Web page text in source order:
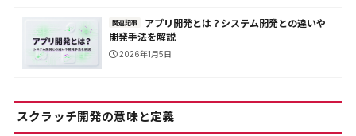
関連記事
アプリ開発とは？システム開発との違いや
開発手法を解説
2026年1月5日
スクラッチ開発の意味と定義